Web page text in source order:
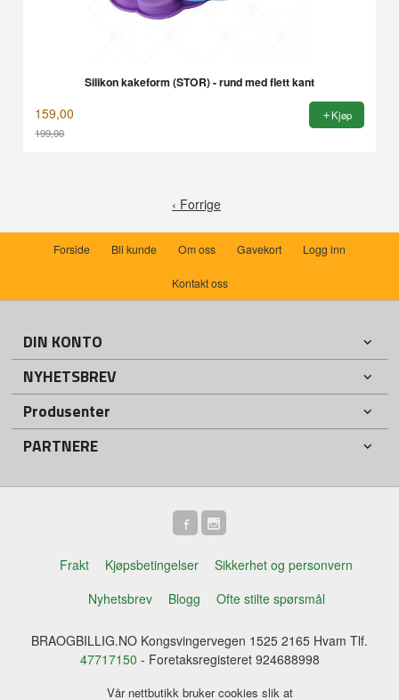
Silikon kakeform (STOR) - rund med flett kant
159,00
199,00
Kjøp
‹ Forrige
Forside Bli kunde Om oss Gavekort Logg inn
Kontakt oss
DIN KONTO
NYHETSBREV
Produsenter
PARTNERE
Frakt Kjøpsbetingelser
Sikkerhet og personvern
Nyhetsbrev
Blogg Ofte stilte spørsmål
BRAOGBILLIG.NO Kongsvingervegen 1525 2165 Hvam Tlf.
47717150 - Foretaksregisteret 924688998
Vår nettbutikk bruker cookies slik at